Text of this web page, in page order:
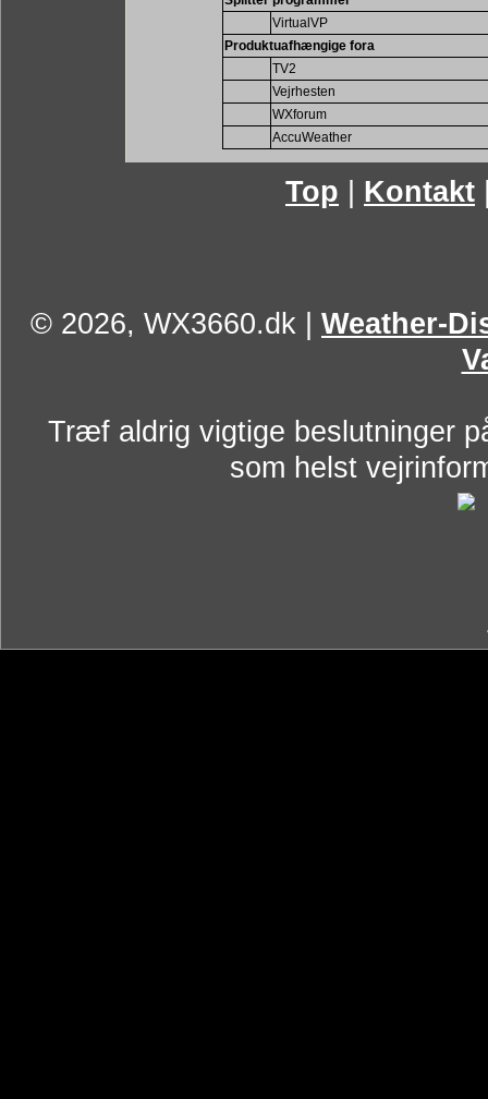
VirtualVP
Produktuafhængige fora
TV2
Vejrhesten
WXforum
AccuWeather
Top Kontakt
© 2026, WX3660.dk
Weather-
Træf aldrig vigtige beslutninger
som helst